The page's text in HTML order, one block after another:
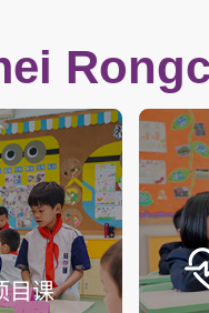
目课